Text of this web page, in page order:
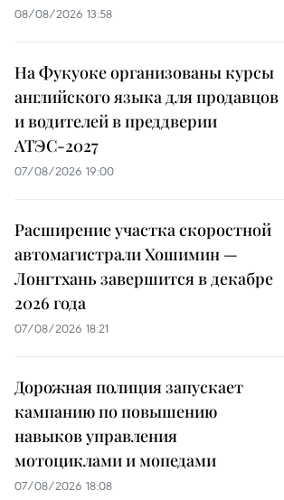
08/08/2026 13:58
На Фукуоке организованы курсы
английского языка для продавцов
и водителей в преддверии
АТЭС-2027
07/08/2026 19:00
Расширение участка скоростной
автомагистрали Хошимин —
Лонгтхань завершится в декабре
2026 года
07/08/2026 18:21
Дорожная полиция запускает
кампанию по повышению
навыков управления
мотоциклами и мопедами
07/08/2026 18:08